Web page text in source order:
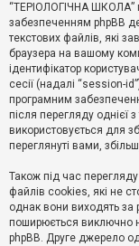
Т
е
м
и
б
е
з
в
і
д
о
і
д
е
й
“ТЕРІОЛОГІЧНА ШКОЛА”
забезпеченням phpBB
текстових файлів, які
браузера на вашому
ідентифікатор
сесії (надалі “session-
програмним
після перегляду
використовується для
переглянуті вами,
Також під час
файлів cookies, які не
однак вони виходять за
поширюється виключно
phpBB. Друге джерело